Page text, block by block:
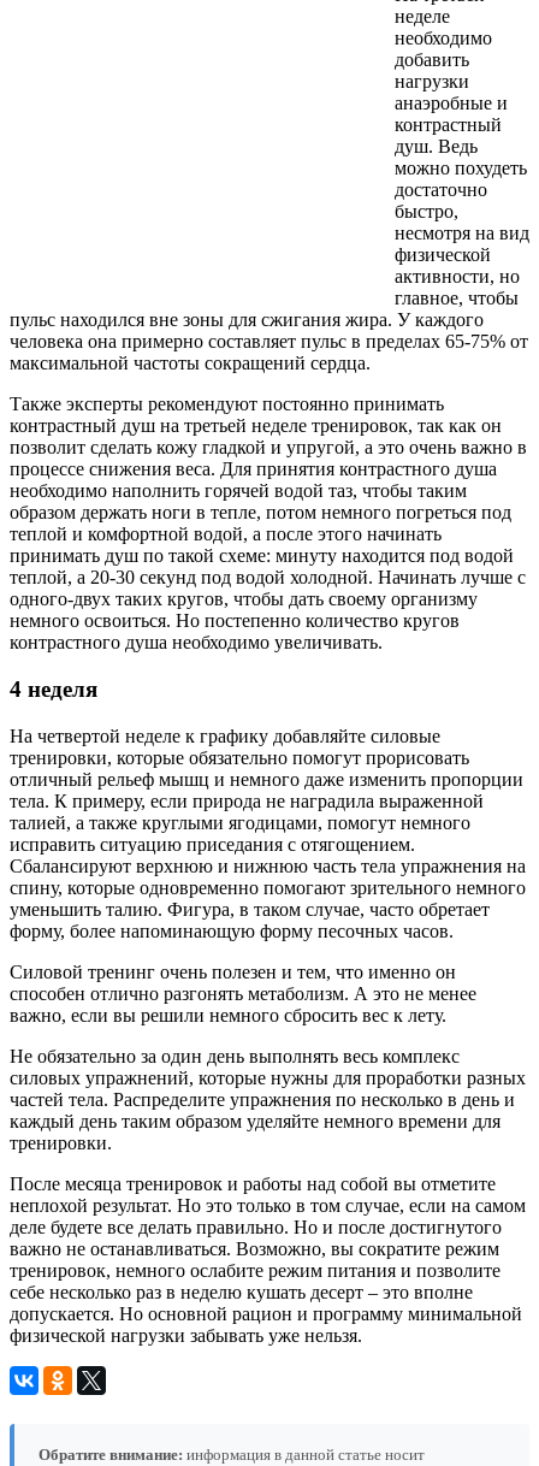
неделе
необходимо
добавить
нагрузки
анаэробные и
контрастный
душ. Ведь
можно похудеть
достаточно
быстро,
несмотря на вид
физической
активности, но
главное, чтобы
пульс находился вне зоны для сжигания жира. У каждого
человека она примерно составляет пульс в пределах 65-75% от
максимальной частоты сокращений сердца.
Также эксперты рекомендуют постоянно принимать
контрастный душ на третьей неделе тренировок, так как он
позволит сделать кожу гладкой и упругой, а это очень важно в
процессе снижения веса. Для принятия контрастного душа
необходимо наполнить горячей водой таз, чтобы таким
образом держать ноги в тепле, потом немного погреться под
теплой и комфортной водой, а после этого начинать
принимать душ по такой схеме: минуту находится под водой
теплой, а 20-30 секунд под водой холодной. Начинать лучше с
одного-двух таких кругов, чтобы дать своему организму
немного освоиться. Но постепенно количество кругов
контрастного душа необходимо увеличивать.
4 неделя
На четвертой неделе к графику добавляйте силовые
тренировки, которые обязательно помогут прорисовать
отличный рельеф мышц и немного даже изменить пропорции
тела. К примеру, если природа не наградила выраженной
талией, а также круглыми ягодицами, помогут немного
исправить ситуацию приседания с отягощением.
Сбалансируют верхнюю и нижнюю часть тела упражнения на
спину, которые одновременно помогают зрительного немного
уменьшить талию. Фигура, в таком случае, часто обретает
форму, более напоминающую форму песочных часов.
Силовой тренинг очень полезен и тем, что именно он
способен отлично разгонять метаболизм. А это не менее
важно, если вы решили немного сбросить вес к лету.
Не обязательно за один день выполнять весь комплекс
силовых упражнений, которые нужны для проработки разных
частей тела. Распределите упражнения по несколько в день и
каждый день таким образом уделяйте немного времени для
тренировки.
После месяца тренировок и работы над собой вы отметите
неплохой результат. Но это только в том случае, если на самом
деле будете все делать правильно. Но и после достигнутого
важно не останавливаться. Возможно, вы сократите режим
тренировок, немного ослабите режим питания и позволите
себе несколько раз в неделю кушать десерт – это вполне
допускается. Но основной рацион и программу минимальной
физической нагрузки забывать уже нельзя.
Обратите внимание: информация в данной статье носит